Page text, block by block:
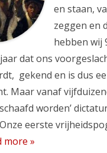
en staan,
zeggen en
hebben wij
dat ons
gekend en is dus
Maar vanaf
worden’
eerste
more »